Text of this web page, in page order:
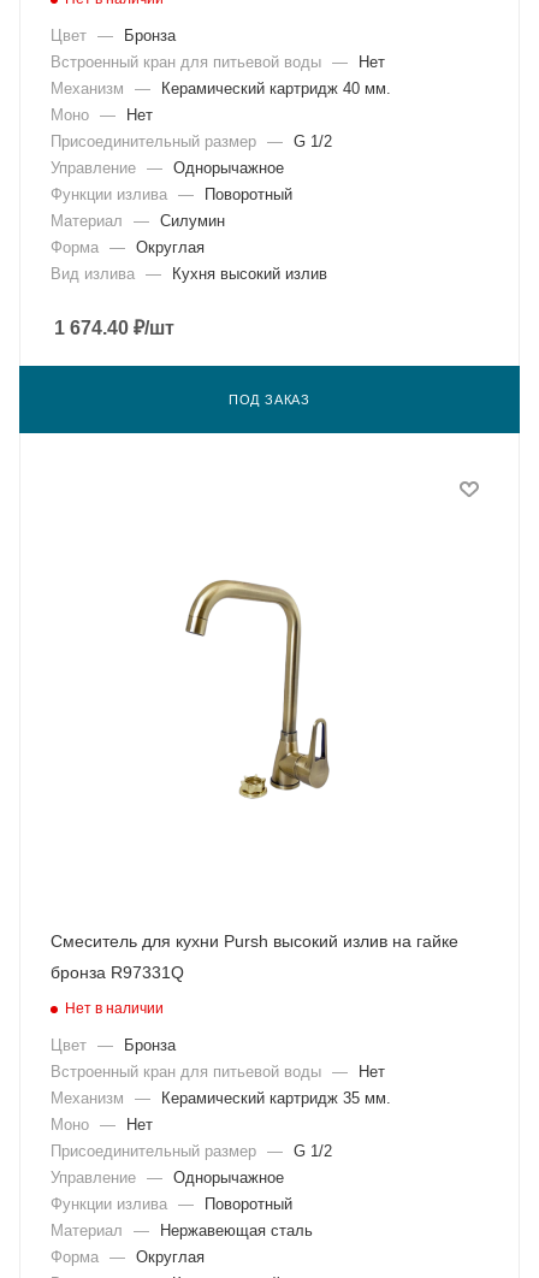
Цвет —
Бронза
Встроенный кран для питьевой воды —
Нет
Механизм
—
Керамический картридж 40 мм.
Моно —
Нет
Присоединительный размер — G 1/2
Управление — Однорычажное
Функции излива —
Поворотный
Материал
— Силумин
Форма — Округлая
Вид излива — Кухня высокий излив
1 674.40 ₽/шт
ПОД ЗАКАЗ
Смеситель для кухни Pursh высокий излив на гайке
бронза R97331Q
Нет в наличии
Цвет —
Бронза
Встроенный кран для питьевой воды —
Нет
Механизм
—
Керамический картридж 35 мм.
Моно —
Нет
Присоединительный размер — G 1/2
Управление — Однорычажное
Функции излива —
Поворотный
Материал
—
Нержавеющая сталь
Форма — Округлая